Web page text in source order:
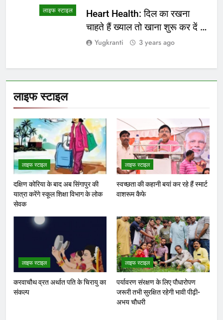
लाइफ स्टाइल
लाइफ स्टाइल
दक्षिण कोरिया के बाद अब सिंगापुर की
यात्रा करेंगे स्कूल शिक्षा विभाग के लोक
सेवक
लाइफ स्टाइल
स्वच्छता की कहानी बयां कर रहे हैं स्मार्ट
वाशरूम कैफे
लाइफ स्टाइल
करवाचौथ व्रत अर्थात पति के चिरायु का
संकल्प
लाइफ स्टाइल
पर्यावरण संरक्षण के लिए पौधारोपण
जरूरी तभी सुरक्षित रहेगी भावी पीढ़ी-
अभय चौधरी
लाइफ स्टाइल
Heart Health: दिल का रखना
चाहते हैं ख्याल तो खाना शुरू कर दें ये
4 चीजें
Yugkranti 3 years ago